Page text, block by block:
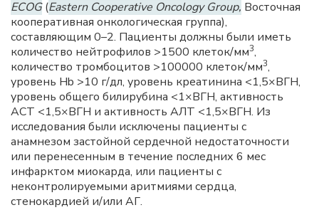
ECOG(Eastern Cooperative Oncology Group, Восточная
кооперативная онкологическая группа),
составляющим 0–2. Пациенты должны были иметь
количество нейтрофилов >1500 клеток/мм3,
количество тромбоцитов >100000 клеток/мм3,
уровень Hb >10 г/дл, уровень креатинина <1,5×ВГН,
уровень общего билирубина <1×ВГН, активность
АСТ <1,5×ВГН и активность АЛТ <1,5×ВГН. Из
исследования были исключены пациенты с
анамнезом застойной сердечной недостаточности
или перенесенным в течение последних 6 мес
инфарктом миокарда, или пациенты с
неконтролируемыми аритмиями сердца,
стенокардией и/или АГ.